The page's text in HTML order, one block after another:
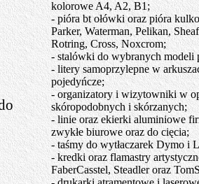
kolorowe A4, A2, B1;
- pióra bt ołówki oraz pióra
Parker, Waterman, Pelikan,
Rotring, Cross, Noxcrom;
- stalówki do wybranych modeli
- litery samoprzylepne w
pojedyńcze;
- organizatory i wizytowniki w
skóropodobnych i skórzanych;
- linie oraz ekierki aluminiowe
zwykłe biurowe oraz do cięcia;
- taśmy do wytłaczarek Dymo i
- kredki oraz flamastry
FaberCasstel, Steadler oraz